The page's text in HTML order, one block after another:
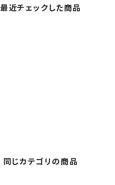
最近チェックした商品
同じカテゴリの商品